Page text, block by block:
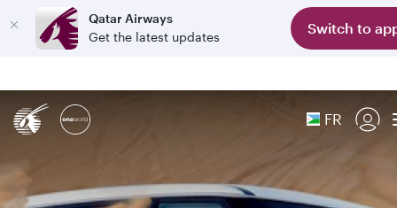
Qatar Airways
Get the latest updates
Switch to
FR